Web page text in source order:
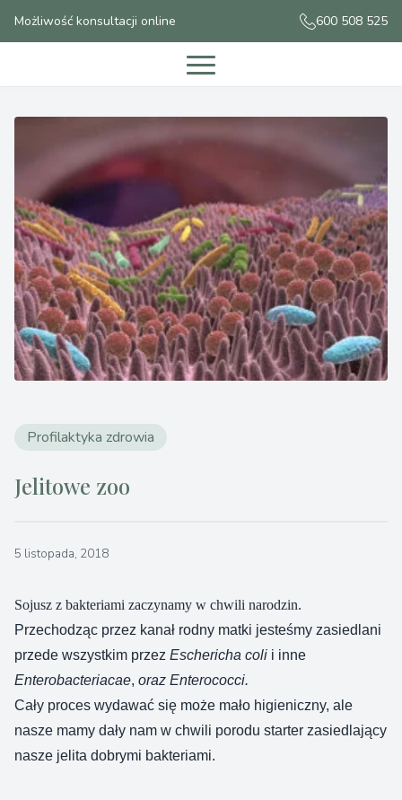
Możliwość konsultacji online 600 508 525
Profilaktyka zdrowia
Jelitowe zoo
5 listopada, 2018
Sojusz z bakteriami zaczynamy w chwili narodzin.
Przechodząc przez kanał rodny matki jesteśmy zasiedlani
przede wszystkim przez Eschericha coli i inne
Enterobacteriacae, oraz Enterococci.
Cały proces wydawać się może mało higieniczny, ale
nasze mamy dały nam w chwili porodu starter zasiedlający
nasze jelita dobrymi bakteriami.